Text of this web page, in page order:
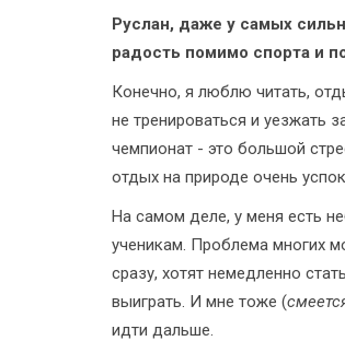
Руслан, даже у самых
радость помимо спорта и
Конечно, я люблю читать,
не тренироваться и уезжать
чемпионат - это большой
отдых на природе очень
На самом деле, у меня есть
ученикам. Проблема многих
сразу, хотят немедленно
выиграть. И мне тоже (
идти дальше.